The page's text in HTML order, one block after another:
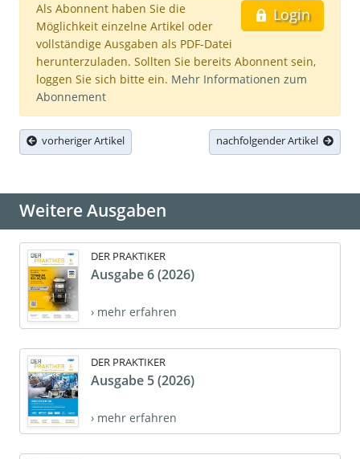
Login
Als Abonnent haben Sie die
Möglichkeit einzelne Artikel oder
vollständige Ausgaben als PDF-Datei
herunterzuladen. Sollten Sie bereits Abonnent sein,
loggen Sie sich bitte ein. Mehr Informationen zum
Abonnement
vorheriger Artikel nachfolgender Artikel
Weitere Ausgaben
DER PRAKTIKER
Ausgabe 6 (2026)
› mehr erfahren
DER PRAKTIKER
Ausgabe 5 (2026)
› mehr erfahren